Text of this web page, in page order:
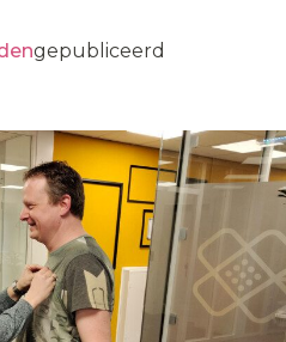
gepubliceerd